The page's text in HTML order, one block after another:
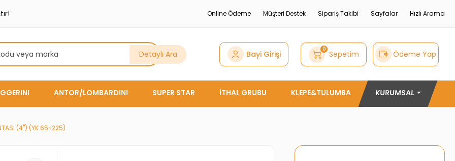
Online Ödeme Müşteri Destek Sipariş Takibi Sayfalar Hızlı Arama
Detaylı Ara Bayi Girişi 0 Sepetim Ödeme Yap
ANTOR/LOMBARDINI SUPER STAR İTHAL GRUBU KLEPE&TULUMBA KURUMSAL
(4'') (YK 65-225)